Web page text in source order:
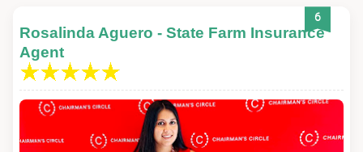
6
Rosalinda Aguero - State Farm Insurance
Agent